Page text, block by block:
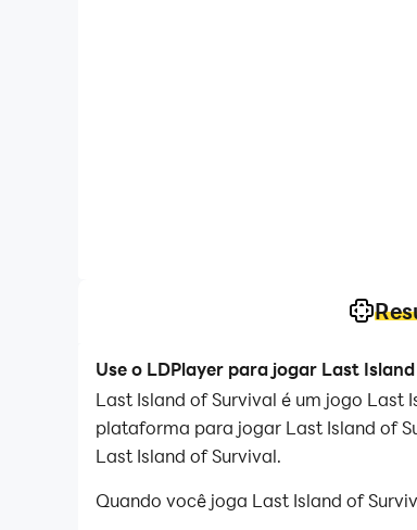
Use o LDPlayer para jogar Last
Last Island of Survival é um jogo Last
plataforma para jogar Last Island of
Last Island of Survival.
Quando você joga Last Island of